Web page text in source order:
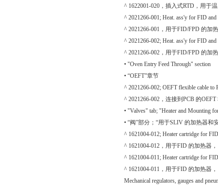
^ 1622001-020，插入式RTD，用于
^ 2021266-001; Heat. ass'y for FID
^ 2021266-001，用于FID/FPD 的加
^ 2021266-002; Heat. ass'y for FID
^ 2021266-002，用于FID/FPD 的加
• "Oven Entry Feed Through" section
• “OEFT”章节
^ 2021266-002; OEFT flexible cable to
^ 2021266-002，连接到PCB 的
• "Valves" tab; "Heater and Mounting
• “阀”部分；“用于SLIV 的加热器和
^ 1621004-012; Heater cartridge for
^ 1621004-012，用于FID 的加热器
^ 1621004-011; Heater cartridge for
^ 1621004-011，用于FID 的加热器
Mechanical regulators, gauges and